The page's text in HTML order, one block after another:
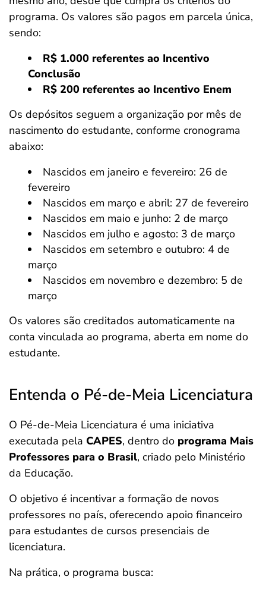
programa. Os valores são pagos em parcela única,
sendo:
R$ 1.000 referentes ao Incentivo
Conclusão
R$ 200 referentes ao Incentivo Enem
Os depósitos seguem a organização por mês de
nascimento do estudante, conforme cronograma
abaixo:
Nascidos em janeiro e fevereiro: 26 de
fevereiro
Nascidos em março e abril: 27 de fevereiro
Nascidos em maio e junho: 2 de março
Nascidos em julho e agosto: 3 de março
Nascidos em setembro e outubro: 4 de
março
Nascidos em novembro e dezembro: 5 de
março
Os valores são creditados automaticamente na
conta vinculada ao programa, aberta em nome do
estudante.
Entenda o Pé-de-Meia Licenciatura
O Pé-de-Meia Licenciatura é uma iniciativa
executada pela CAPES, dentro do programa Mais
Professores para o Brasil, criado pelo Ministério
da Educação.
O objetivo é incentivar a formação de novos
professores no país, oferecendo apoio financeiro
para estudantes de cursos presenciais de
licenciatura.
Na prática, o programa busca: